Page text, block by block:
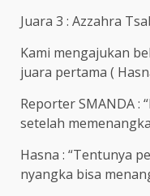
Juara 3 : Azzahra
Kami mengajukan
juara pertama (
Reporter SMANDA :
setelah
Hasna : “Tentunya
nyangka bisa